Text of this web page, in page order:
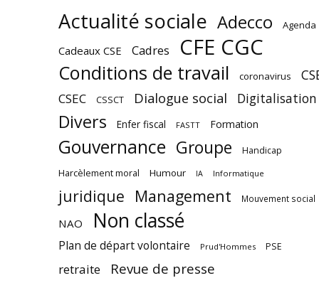
Actualité sociale Adecco Agenda
Cadeaux CSE Cadres CFE CGC
Conditions de travail coronavirus
CSEC CSSCT Dialogue social Digitalisation
Divers Enfer fiscal FASTT Formation
Gouvernance Groupe Handicap
Harcèlement moral Humour IA Informatique
juridique Management Mouvement social
NAO Non classé
Plan de départ volontaire Prud'Hommes PSE
retraite Revue de presse